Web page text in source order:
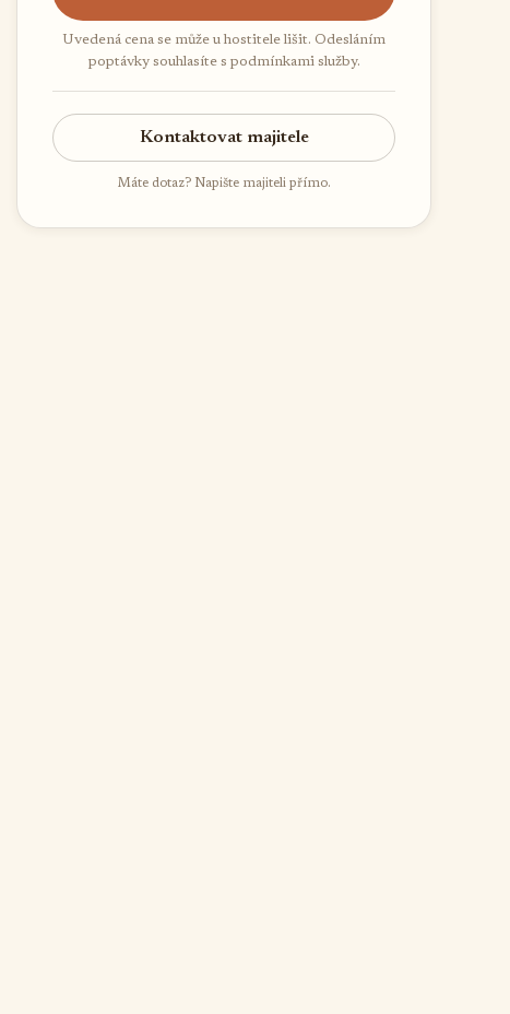
Uvedená cena se může u hostitele lišit. Odesláním
poptávky souhlasíte s podmínkami služby.
Kontaktovat majitele
Máte dotaz? Napište majiteli přímo.